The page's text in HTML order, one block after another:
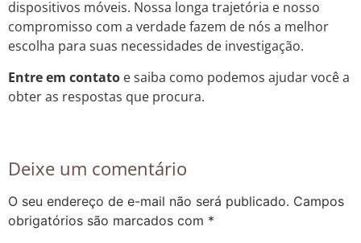
dispositivos móveis. Nossa longa trajetória e nosso
compromisso com a verdade fazem de nós a melhor
escolha para suas necessidades de investigação.
Entre em contato e saiba como podemos ajudar você a
obter as respostas que procura.
Deixe um comentário
O seu endereço de e-mail não será publicado. Campos
obrigatórios são marcados com *